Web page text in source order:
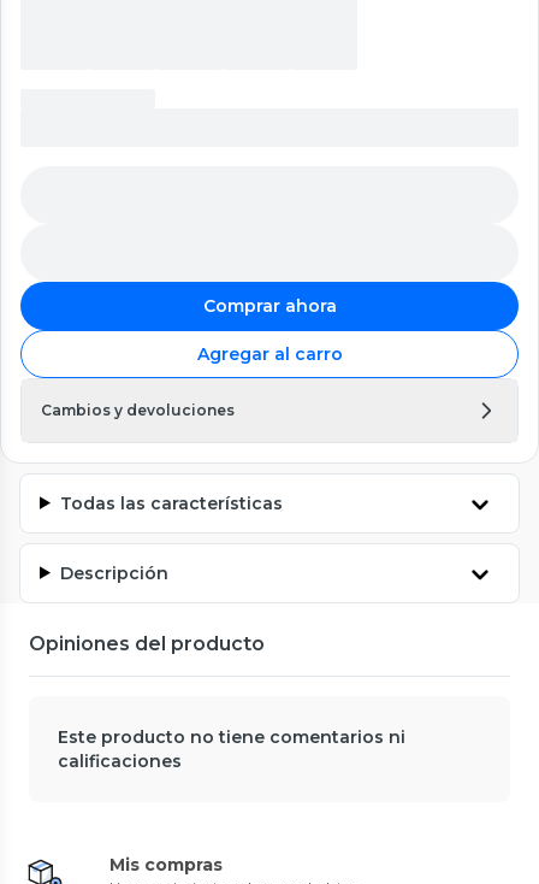
Comprar ahora
Agregar al carro
Cambios y devoluciones
Todas las características
Descripción
Opiniones del producto
Este producto no tiene comentarios ni
calificaciones
Mis compras